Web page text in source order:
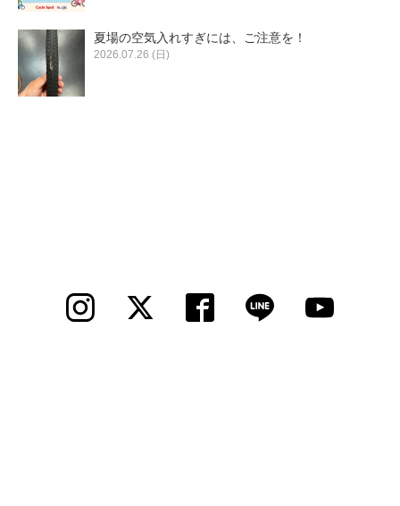
夏場の空気入れすぎには、ご注意を！
2026.07.26 (日)